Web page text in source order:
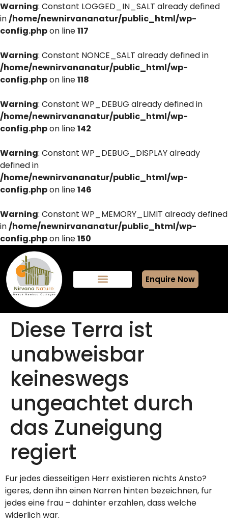
Warning: Constant LOGGED_IN_SALT already defined
in/home/newnirvananatur/public_html/wp-
config.phpon line117
Warning: Constant NONCE_SALT already defined in
/home/newnirvananatur/public_html/wp-
config.phpon line118
Warning: Constant WP_DEBUG already defined in
/home/newnirvananatur/public_html/wp-
config.phpon line142
Warning: Constant WP_DEBUG_DISPLAY already
defined in
/home/newnirvananatur/public_html/wp-
config.phpon line146
Warning: Constant WP_MEMORY_LIMIT already defined
in/home/newnirvananatur/public_html/wp-
config.phpon line150
Enquire Now
Diese Terra ist
unabweisbar
keineswegs
ungeachtet durch
das Zuneigung
regiert
Fur jedes diesseitigen Herr existieren nichts Ansto?
igeres, denn ihn einen Narren hinten bezeichnen, fur
jedes eine frau – dahinter erzahlen, dass welche
widerlich war.